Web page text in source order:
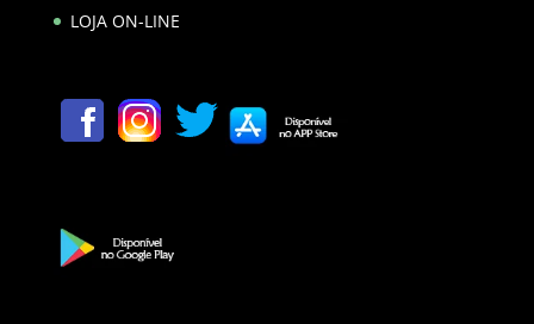
LOJA ON-LINE